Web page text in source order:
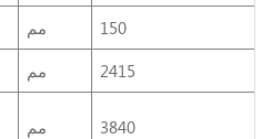
مم
150
مم 2415
مم 3840